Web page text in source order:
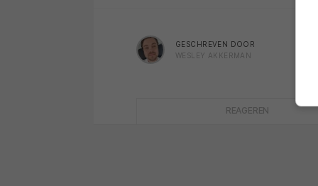
GESCHREVEN DOOR
WESLEY AKKERMAN
REAGEREN